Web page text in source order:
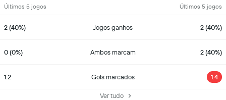
Últimos 5 jogos Últimos 5 jogos
2 (40%) Jogos ganhos 2 (40%)
0 (0%) Ambos marcam 2 (40%)
1.2 Gols marcados 1.4
Ver tudo